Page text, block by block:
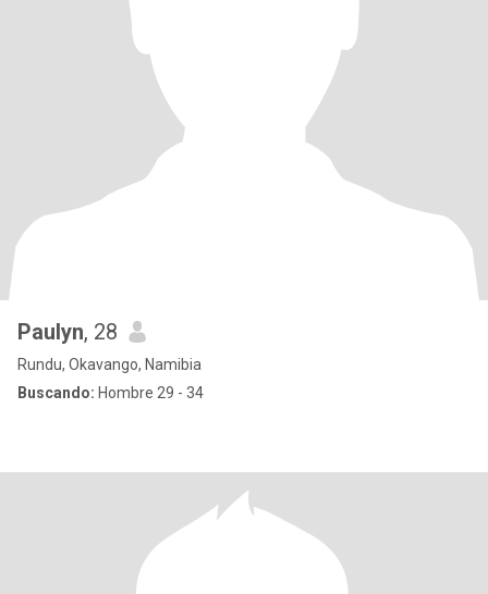
Paulyn, 28
Rundu, Okavango, Namibia
Buscando: Hombre 29 - 34